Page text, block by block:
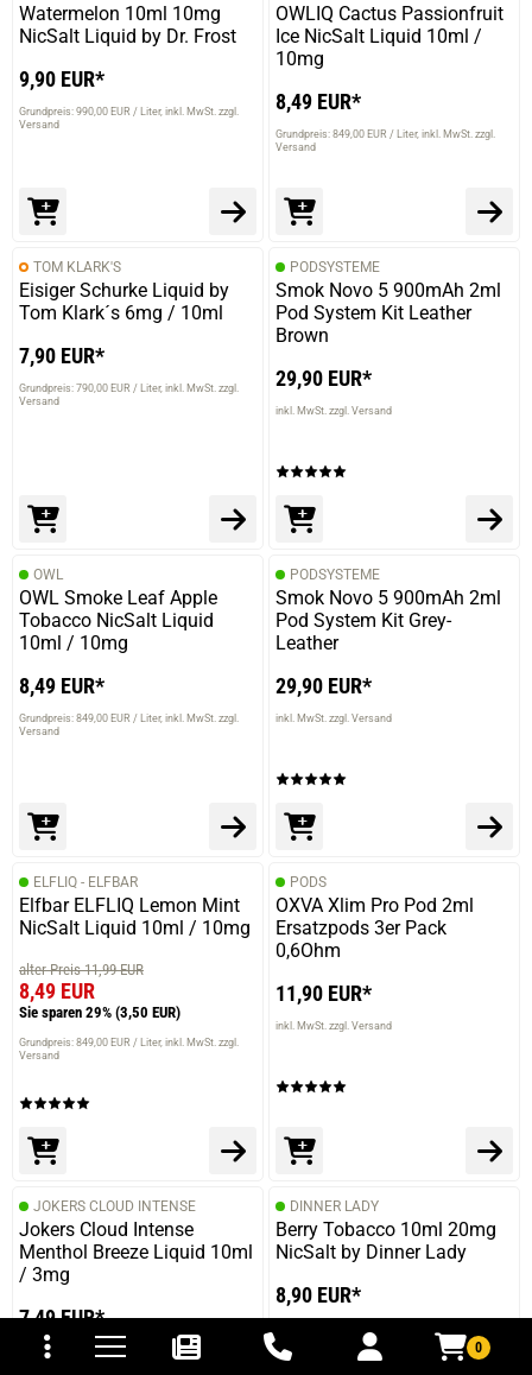
0
und Versandkosten
Watermelon 10ml 10mg
NicSalt Liquid by Dr. Frost
9,90 EUR*
Grundpreis: 990,00 EUR / Liter inkl. MwSt. zzgl.
Versand
OWLIQ Cactus Passionfruit
Ice NicSalt Liquid 10ml /
10mg
8,49 EUR*
Grundpreis: 849,00 EUR / Liter inkl. MwSt. zzgl.
Versand
TOM KLARK'S
Eisiger Schurke Liquid by
Tom Klark´s 6mg / 10ml
7,90 EUR*
Grundpreis: 790,00 EUR / Liter inkl. MwSt. zzgl.
Versand
PODSYSTEME
Smok Novo 5 900mAh 2ml
Pod System Kit Leather
Brown
29,90 EUR*
inkl. MwSt. zzgl. Versand
OWL
OWL Smoke Leaf Apple
Tobacco NicSalt Liquid
10ml / 10mg
8,49 EUR*
Grundpreis: 849,00 EUR / Liter inkl. MwSt. zzgl.
Versand
PODSYSTEME
Smok Novo 5 900mAh 2ml
Pod System Kit Grey-
Leather
29,90 EUR*
inkl. MwSt. zzgl. Versand
ELFLIQ - ELFBAR
Elfbar ELFLIQ Lemon Mint
NicSalt Liquid 10ml / 10mg
alter Preis 11,99 EUR
8,49 EUR
Sie sparen 29% (3,50 EUR)
Grundpreis: 849,00 EUR / Liter inkl. MwSt. zzgl.
Versand
PODS
OXVA Xlim Pro Pod 2ml
Ersatzpods 3er Pack
0,6Ohm
11,90 EUR*
inkl. MwSt. zzgl. Versand
JOKERS CLOUD INTENSE
Jokers Cloud Intense
Menthol Breeze Liquid 10ml
/ 3mg
7,49 EUR*
Grundpreis: 749,00 EUR / Liter
inkl. MwSt. zzgl.
DINNER LADY
Berry Tobacco 10ml 20mg
NicSalt by Dinner Lady
8,90 EUR*